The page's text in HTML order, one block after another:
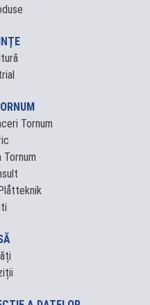
Tornum
Tornum